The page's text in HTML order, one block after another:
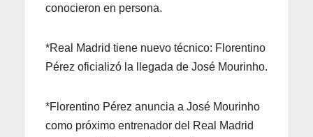
conocieron en persona.
*Real Madrid tiene nuevo técnico: Florentino
Pérez oficializó la llegada de José Mourinho.
*Florentino Pérez anuncia a José Mourinho
como próximo entrenador del Real Madrid